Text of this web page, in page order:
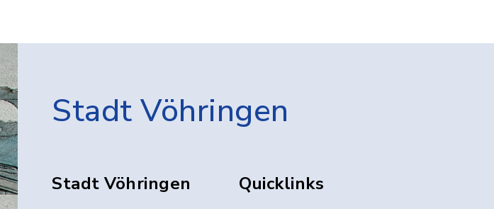
Stadt Vöhringen
Stadt Vöhringen Quicklinks